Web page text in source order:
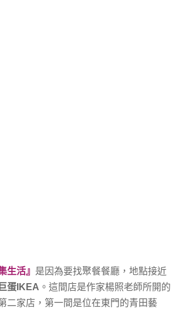
生活』 是因為要找聚餐餐廳，地點接近
蛋IKEA 。這間店是作家楊照老師所開的
二家店，第一間是位在東門的青田藝